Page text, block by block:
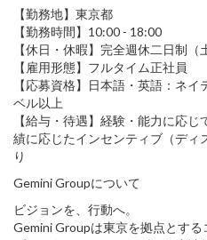
【勤務地】東京都
【勤務時間】10:00 - 18:00
【休日・休暇】完全週休二日制
【雇用形態】フルタイム正社員
【応募資格】日本語・英語：ネ
ベル以上
【給与・待遇】経験・能力に応
績に応じたインセンティブ（ディ
り
Gemini Groupについて
ビジョンを、行動へ。
Gemini Groupは東京を拠点とす